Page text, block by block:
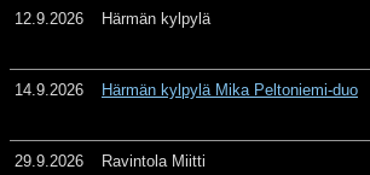
12.9.2026 Härmän kylpylä
14.9.2026 Härmän kylpylä Mika Peltoniemi-duo
29.9.2026 Ravintola Miitti